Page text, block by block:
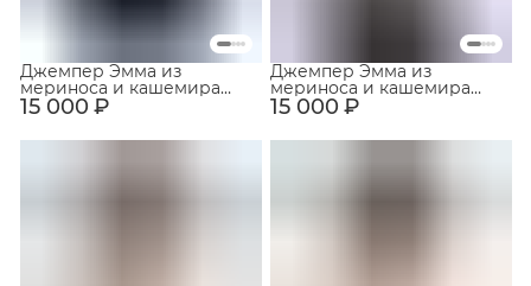
15 000 ₽
Джемпер Эмма из
мериноса и кашемира
Чёрный 15 000 ₽
Джемпер Эмма из
мериноса и кашемира
Серый